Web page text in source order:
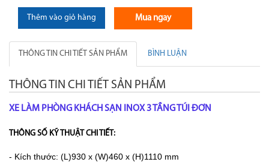
Thêm vào giỏ hàng Mua ngay
THÔNG TIN CHI TIẾT SẢN PHẨM BÌNH LUẬN
THÔNG TIN CHI TIẾT SẢN PHẨM
XE LÀM PHÒNG KHÁCH SẠN INOX 3 TẦNG TÚI ĐƠN
THÔNG SỐ KỸ THUẬT CHI TIẾT:
- Kích thước: (L)930 x (W)460 x (H)1110 mm